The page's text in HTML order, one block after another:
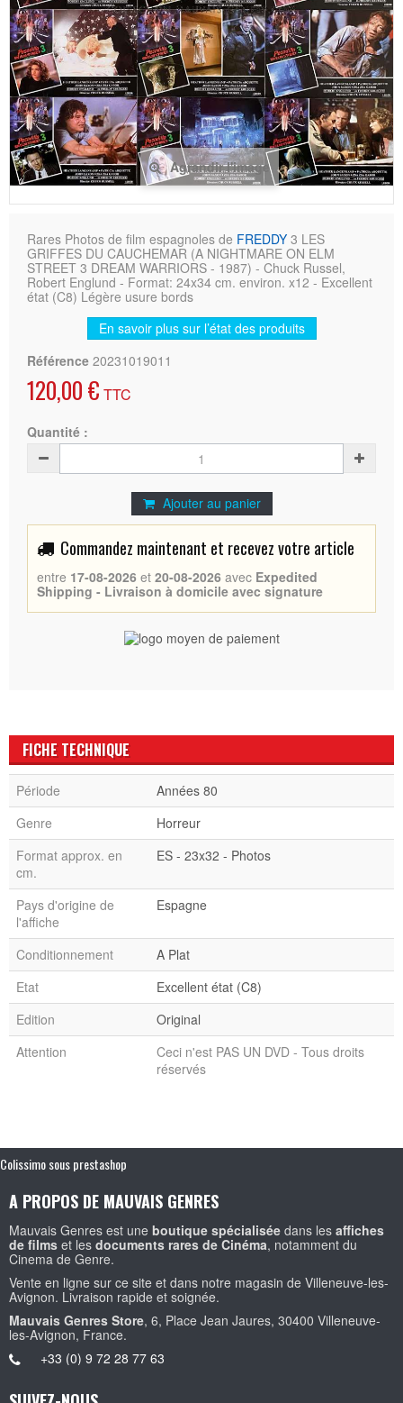
Agrandir l'image
Rares Photos de film espagnoles de FREDDY 3 LES
GRIFFES DU CAUCHEMAR (A NIGHTMARE ON ELM
STREET 3 DREAM WARRIORS - 1987) - Chuck Russel,
Robert Englund - Format: 24x34 cm. environ. x12 - Excellent
état (C8) Légère usure bords
En savoir plus sur l’état des produits
Référence 20231019011
120,00 € TTC
Quantité :
Ajouter au panier
Commandez maintenant et recevez votre article
entre 17-08-2026 et 20-08-2026 avec Expedited
Shipping - Livraison à domicile avec signature
FICHE TECHNIQUE
Période
Années 80
Genre
Horreur
Format approx. en
cm.
ES - 23x32 - Photos
Pays d'origine de
l'affiche
Espagne
Conditionnement
A Plat
Etat
Excellent état (C8)
Edition
Original
Attention
Ceci n'est PAS UN DVD - Tous droits
réservés
Colissimo sous prestashop
A PROPOS DE MAUVAIS GENRES
Mauvais Genres est une boutique spécialisée dans les affiches
de films et les documents rares de Cinéma, notamment du
Cinema de Genre.
Vente en ligne sur ce site et dans notre magasin de Villeneuve-les-
Avignon. Livraison rapide et soignée.
Mauvais Genres Store, 6, Place Jean Jaures, 30400 Villeneuve-
les-Avignon, France.
+33 (0) 9 72 28 77 63